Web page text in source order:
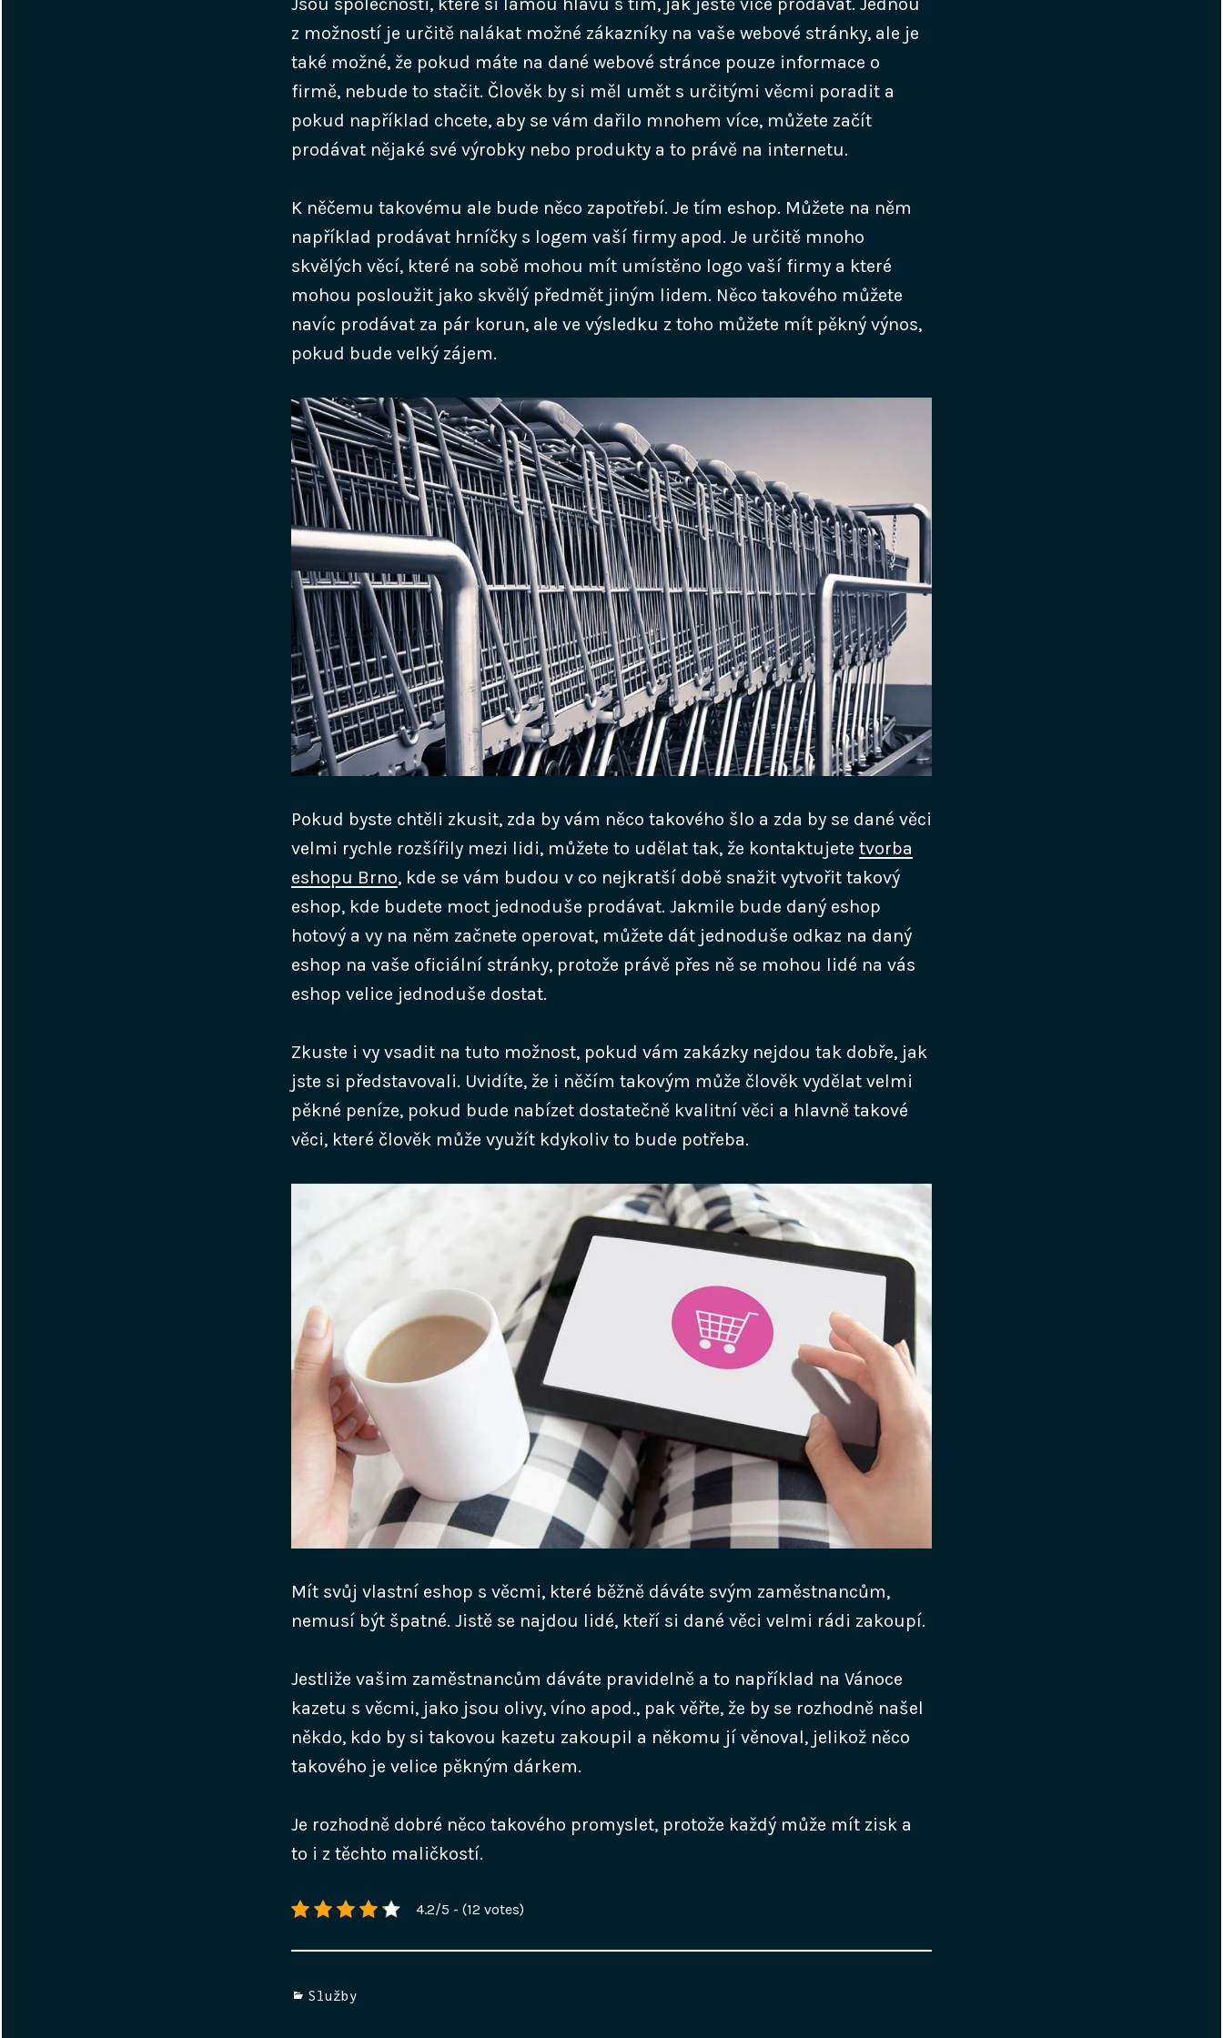
z možností je určitě nalákat možné zákazníky na vaše webové stránky, ale je
také možné, že pokud máte na dané webové stránce pouze informace o
firmě, nebude to stačit. Člověk by si měl umět s určitými věcmi poradit a
pokud například chcete, aby se vám dařilo mnohem více, můžete začít
prodávat nějaké své výrobky nebo produkty a to právě na internetu.
K něčemu takovému ale bude něco zapotřebí. Je tím eshop. Můžete na něm
například prodávat hrníčky s logem vaší firmy apod. Je určitě mnoho
skvělých věcí, které na sobě mohou mít umístěno logo vaší firmy a které
mohou posloužit jako skvělý předmět jiným lidem. Něco takového můžete
navíc prodávat za pár korun, ale ve výsledku z toho můžete mít pěkný výnos,
pokud bude velký zájem.
Pokud byste chtěli zkusit, zda by vám něco takového šlo a zda by se dané věci
velmi rychle rozšířily mezi lidi, můžete to udělat tak, že kontaktujete tvorba
eshopu Brno, kde se vám budou v co nejkratší době snažit vytvořit takový
eshop, kde budete moct jednoduše prodávat. Jakmile bude daný eshop
hotový a vy na něm začnete operovat, můžete dát jednoduše odkaz na daný
eshop na vaše oficiální stránky, protože právě přes ně se mohou lidé na vás
eshop velice jednoduše dostat.
Zkuste i vy vsadit na tuto možnost, pokud vám zakázky nejdou tak dobře, jak
jste si představovali. Uvidíte, že i něčím takovým může člověk vydělat velmi
pěkné peníze, pokud bude nabízet dostatečně kvalitní věci a hlavně takové
věci, které člověk může využít kdykoliv to bude potřeba.
Mít svůj vlastní eshop s věcmi, které běžně dáváte svým zaměstnancům,
nemusí být špatné. Jistě se najdou lidé, kteří si dané věci velmi rádi zakoupí.
Jestliže vašim zaměstnancům dáváte pravidelně a to například na Vánoce
kazetu s věcmi, jako jsou olivy, víno apod., pak věřte, že by se rozhodně našel
někdo, kdo by si takovou kazetu zakoupil a někomu jí věnoval, jelikož něco
takového je velice pěkným dárkem.
Je rozhodně dobré něco takového promyslet, protože každý může mít zisk a
to i z těchto maličkostí.
4.2/5 - (12 votes)
Categories
Služby